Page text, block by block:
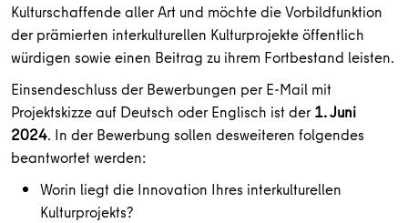
Kulturschaffende aller Art und möchte die Vorbildfunktion
der prämierten interkulturellen Kulturprojekte öffentlich
würdigen sowie einen Beitrag zu ihrem Fortbestand leisten.
Einsendeschluss der Bewerbungen per E-Mail mit
Projektskizze auf Deutsch oder Englisch ist der1. Juni
2024. In der Bewerbung sollen desweiteren folgendes
beantwortet werden:
Worin liegt die Innovation Ihres interkulturellen
Kulturprojekts?